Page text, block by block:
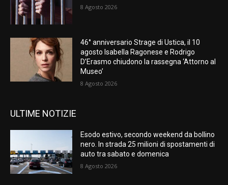
8 Agosto 2026
46° anniversario Strage di Ustica, il 10
agosto Isabella Ragonese e Rodrigo
D’Erasmo chiudono la rassegna ‘Attorno al
Museo’
8 Agosto 2026
ULTIME NOTIZIE
Esodo estivo, secondo weekend da bollino
nero. In strada 25 milioni di spostamenti di
auto tra sabato e domenica
8 Agosto 2026